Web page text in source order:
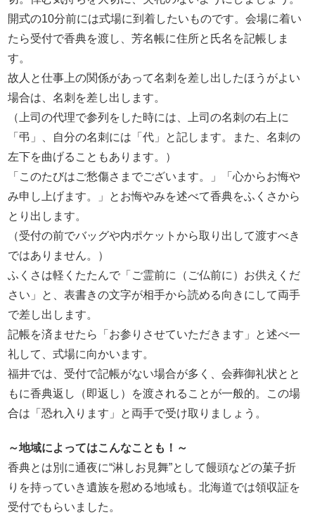
開式の10分前には式場に到着したいものです。会場に着い
たら受付で香典を渡し、芳名帳に住所と氏名を記帳しま
す。
故人と仕事上の関係があって名刺を差し出したほうがよい
場合は、名刺を差し出します。
（上司の代理で参列をした時には、上司の名刺の右上に
「弔」、自分の名刺には「代」と記します。また、名刺の
左下を曲げることもあります。）
「このたびはご愁傷さまでございます。」「心からお悔や
み申し上げます。」とお悔やみを述べて香典をふくさから
とり出します。
（受付の前でバッグや内ポケットから取り出して渡すべき
ではありません。）
ふくさは軽くたたんで「ご霊前に（ご仏前に）お供えくだ
さい」と、表書きの文字が相手から読める向きにして両手
で差し出します。
記帳を済ませたら「お参りさせていただきます」と述べ一
礼して、式場に向かいます。
福井では、受付で記帳がない場合が多く、会葬御礼状とと
もに香典返し（即返し）を渡されることが一般的。この場
合は「恐れ入ります」と両手で受け取りましょう。
～地域によってはこんなことも！～
香典とは別に通夜に“淋しお見舞”として饅頭などの菓子折
りを持っていき遺族を慰める地域も。北海道では領収証を
受付でもらいました。